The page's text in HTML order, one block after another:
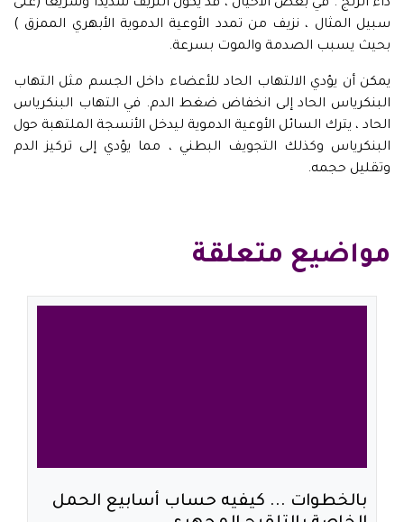
داء الرتج . في بعض الأحيان ، قد يكون النزيف شديدًا وسريعًا (على
سبيل المثال ، نزيف من تمدد الأوعية الدموية الأبهري الممزق )
بحيث يسبب الصدمة والموت بسرعة.
يمكن أن يؤدي الالتهاب الحاد للأعضاء داخل الجسم مثل التهاب
البنكرياس الحاد إلى انخفاض ضغط الدم. في التهاب البنكرياس
الحاد ، يترك السائل الأوعية الدموية ليدخل الأنسجة الملتهبة حول
البنكرياس وكذلك التجويف البطني ، مما يؤدي إلى تركيز الدم
وتقليل حجمه.
مواضيع متعلقة
بالخطوات ... كيفيه حساب أسابيع الحمل